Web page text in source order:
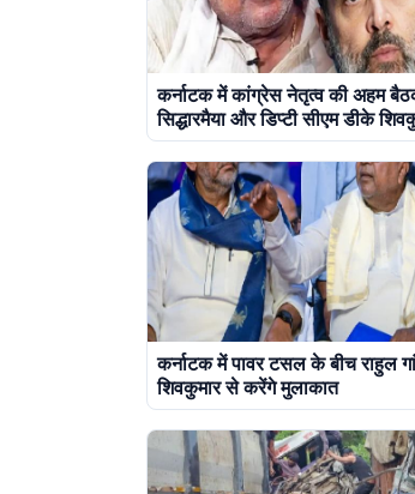
कर्नाटक में कांग्रेस नेतृत्व की अहम
सिद्धारमैया और डिप्टी सीएम डीके
कर्नाटक में पावर टसल के बीच राहुल
शिवकुमार से करेंगे मुलाकात